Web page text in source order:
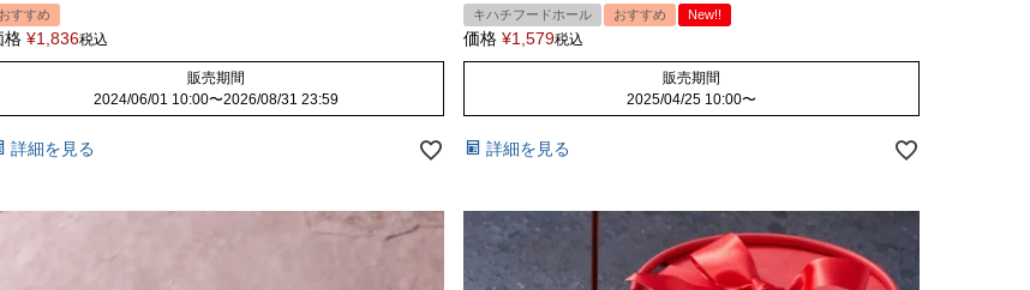
おすすめ
格 ¥1,836税込
販売期間
2024/06/01 10:00〜2026/08/31 23:59
詳細を見る
キハチフードホール おすすめ New!!
価格 ¥1,579税込
販売期間
2025/04/25 10:00〜
詳細を見る